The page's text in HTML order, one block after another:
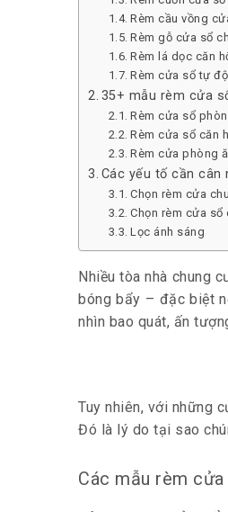
Rèm cầu vồng
Rèm gỗ cửa sổ
Rèm lá dọc căn
Rèm cửa sổ tự
35+ mẫu rèm cửa
Rèm cửa sổ
Rèm cửa sổ căn
Rèm cửa phòng
Các yếu tố cần
Chọn rèm cửa
Chọn rèm cửa
Lọc ánh sáng
Nhiều tòa nhà chung
bóng bẩy – đặc biệt
nhìn bao quát, ấn
Tuy nhiên, với những
Đó là lý do tại sao
Các mẫu rèm